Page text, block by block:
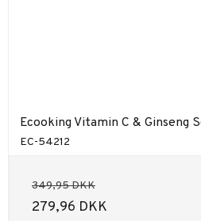
Ecooking Vitamin C & Ginseng
EC-54212
349,95 DKK
279,96 DKK